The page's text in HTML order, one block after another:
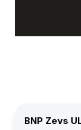
BNP Zevs